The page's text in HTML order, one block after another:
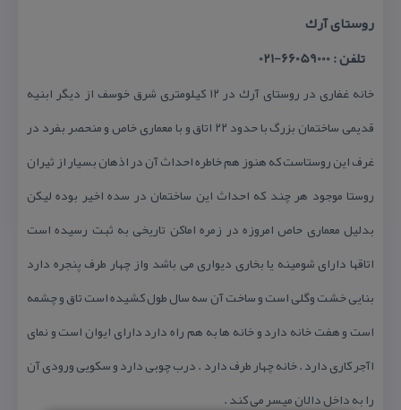
روستای آرك
تلفن : 66059000-021
خانه غفاری در روستای آرك در ۱۲ كیلومتری شرق خوسف از دیگر ابنیه
قدیمی ساختمان بزرگ با حدود ۲۲ اتاق و با معماری خاص و منحصر بفرد در
غرف این روستاست كه هنوز هم خاطره احداث آن در اذهان بسیار از ثیران
روستا موجود هر چند كه احداث این ساختمان در سده اخیر بوده لیكن
بدلیل معماری حاص امروزه در زمره اماكن تاریخی به ثبت رسیده است
اتاقها دارای شومینه یا بخاری دیواری می باشد واز چهار طرف پنجره دارد
بنایی خشت وگلی است و ساخت آن سه سال طول كشیده است تاق و چشمه
است و هفت خانه دارد و خانه ها به هم راه دارد دارای ایوان است و نمای
اآجر كاری دارد . خانه چهار طرف دارد . درب چوبی دارد و سكویی ورودی آن
را به داخل دالان میسر می كند .